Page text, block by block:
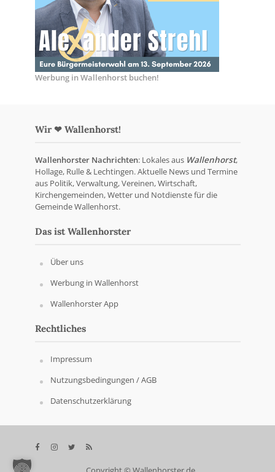
Werbung in Wallenhorst buchen!
Wir ❤ Wallenhorst!
Wallenhorster Nachrichten: Lokales aus Wallenhorst,
Hollage, Rulle & Lechtingen. Aktuelle News und Termine
aus Politik, Verwaltung, Vereinen, Wirtschaft,
Kirchengemeinden, Wetter und Notdienste für die
Gemeinde Wallenhorst.
Das ist Wallenhorster
Über uns
Werbung in Wallenhorst
Wallenhorster App
Rechtliches
Impressum
Nutzungsbedingungen / AGB
Datenschutzerklärung